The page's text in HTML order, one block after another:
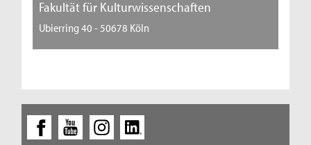
Fakultät für Kulturwissenschaften
Ubierring 40 - 50678 Köln